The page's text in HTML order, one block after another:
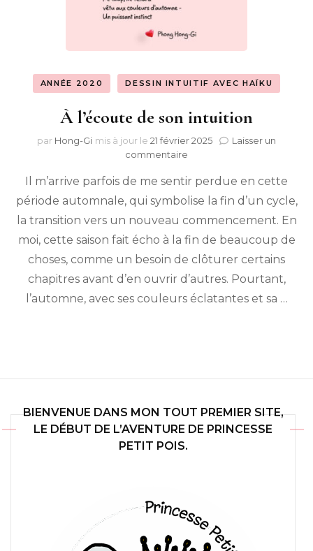
ANNÉE 2020 DESSIN INTUITIF AVEC HAÏKU
À l’écoute de son intuition
par Hong-Gi mis à jour le 21 février 2025
Laisser un
commentaire
l’écoute
de
intuition
Il m’arrive parfois de me sentir perdue en cette
période automnale, qui symbolise la fin d’un cycle,
la transition vers un nouveau commencement. En
moi, cette saison fait écho à la fin de beaucoup de
choses, comme un besoin de clôturer certains
chapitres avant d’en ouvrir d’autres. Pourtant,
l’automne, avec ses couleurs éclatantes et sa …
BIENVENUE DANS MON TOUT PREMIER SITE,
LE DÉBUT DE L’AVENTURE DE PRINCESSE
PETIT POIS.